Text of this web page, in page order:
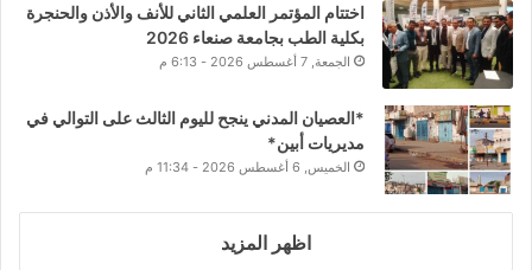
اختتام المؤتمر العلمي الثاني للأنف والأذن والحنجرة
بكلية الطب بجامعة صنعاء 2026
الجمعة, 7 أغسطس 2026 - 6:13 م
*العصيان المدني ينجح لليوم الثالث على التوالي في
مديريات أبين*
الخميس, 6 أغسطس 2026 - 11:34 م
اظهر المزيد